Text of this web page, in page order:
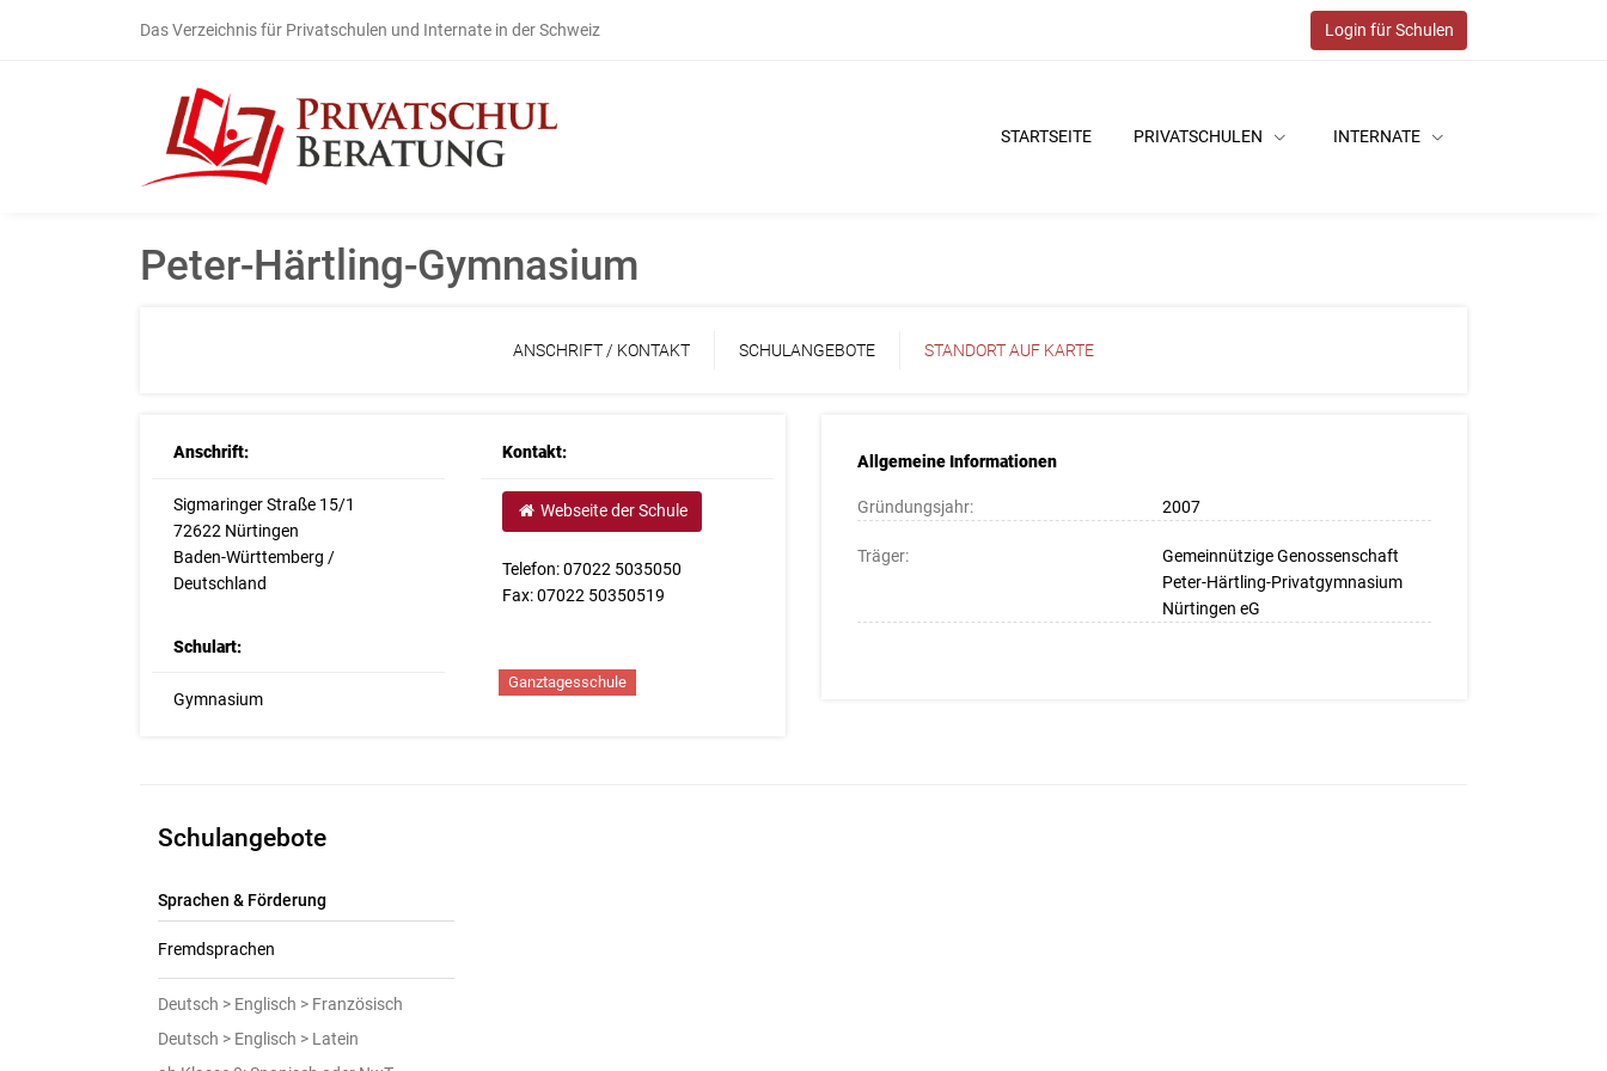
Das Verzeichnis für Privatschulen und Internate in der Schweiz Login für Schulen
STARTSEITE PRIVATSCHULEN INTERNATE
Peter-Härtling-Gymnasium
ANSCHRIFT / KONTAKT SCHULANGEBOTE STANDORT AUF KARTE
Anschrift:
Sigmaringer Straße 15/1
72622 Nürtingen
Baden-Württemberg /
Deutschland
Kontakt:
Webseite der Schule
Telefon: 07022 5035050
Fax: 07022 50350519
Schulart:
Gymnasium
Ganztagesschule
Allgemeine Informationen
Gründungsjahr: 2007
Träger:
Gemeinnützige Genossenschaft
Peter-Härtling-Privatgymnasium
Nürtingen eG
Schulangebote
Sprachen & Förderung
Fremdsprachen
Deutsch > Englisch > Französisch
Deutsch > Englisch > Latein